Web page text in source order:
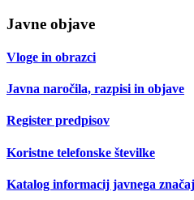
Javne objave
Vloge in obrazci
Javna naročila, razpisi in objave
Register predpisov
Koristne telefonske številke
Katalog informacij javnega